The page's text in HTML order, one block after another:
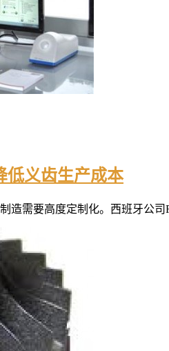
低义齿生产成本
造需要高度定制化。西班牙公司